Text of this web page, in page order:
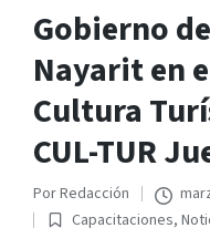
Gobierno
Nayarit en
Cultura
CUL-TUR
Publicado
PorRedacción
Capacitaciones,